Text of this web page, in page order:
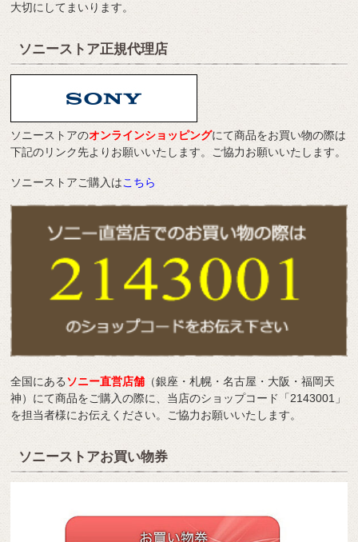
大切にしてまいります。
ソニーストア正規代理店
ソニーストアのオンラインショッピングにて商品をお買い物の際は
下記のリンク先よりお願いいたします。ご協力お願いいたします。
ソニーストアご購入はこちら
全国にあるソニー直営店舗 （銀座・札幌・名古屋・大阪・福岡天
神）にて商品をご購入の際に、当店のショップコード「2143001」
を担当者様にお伝えください。ご協力お願いいたします。
ソニーストアお買い物券